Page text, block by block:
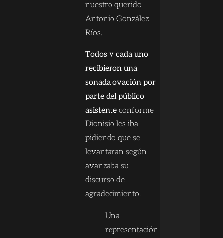
nuestro querido
Antonio González
Ríos.
Todos y cada uno
recibieron una
sonada ovación por
parte del público
asistenteconforme
Dionisio les iba
pidiendo que se
levantaran según
avanzaba su
discurso de
agradecimiento.
Una
representación